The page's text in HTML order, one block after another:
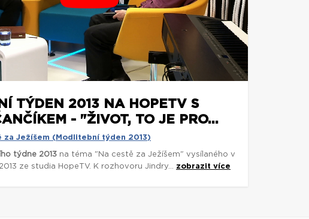
TÝDEN 2013 NA HOPETV S
- "ŽIVOT, TO JE PRO...
za Ježíšem (Modlitební týden 2013)
týdne 2013 na téma "Na cestě za Ježíšem" vysílaného v
ze studia HopeTV. K rozhovoru Jindry... zobrazit více